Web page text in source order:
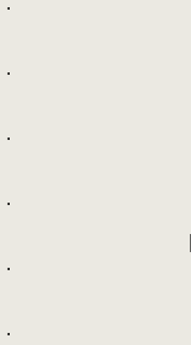
／
.
／
.
／ （●
.
| （
.
＼
.